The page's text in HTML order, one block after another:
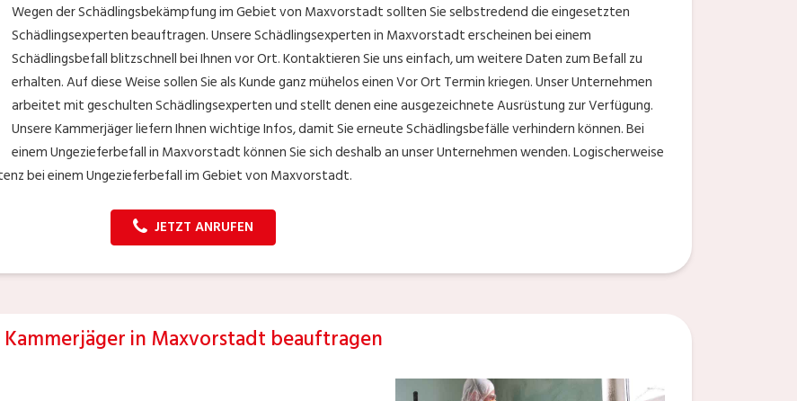
Wegen der Schädlingsbekämpfung im Gebiet von Maxvorstadt sollten Sie selbstredend die eingesetzten
Schädlingsexperten beauftragen. Unsere Schädlingsexperten in Maxvorstadt erscheinen bei einem
Schädlingsbefall blitzschnell bei Ihnen vor Ort. Kontaktieren Sie uns einfach, um weitere Daten zum Befall zu
erhalten. Auf diese Weise sollen Sie als Kunde ganz mühelos einen Vor Ort Termin kriegen. Unser Unternehmen
arbeitet mit geschulten Schädlingsexperten und stellt denen eine ausgezeichnete Ausrüstung zur Verfügung.
Unsere Kammerjäger liefern Ihnen wichtige Infos, damit Sie erneute Schädlingsbefälle verhindern können. Bei
einem Ungezieferbefall in Maxvorstadt können Sie sich deshalb an unser Unternehmen wenden. Logischerweise
bei einem Ungezieferbefall im Gebiet von Maxvorstadt.
JETZT ANRUFEN
Kammerjäger in Maxvorstadt beauftragen